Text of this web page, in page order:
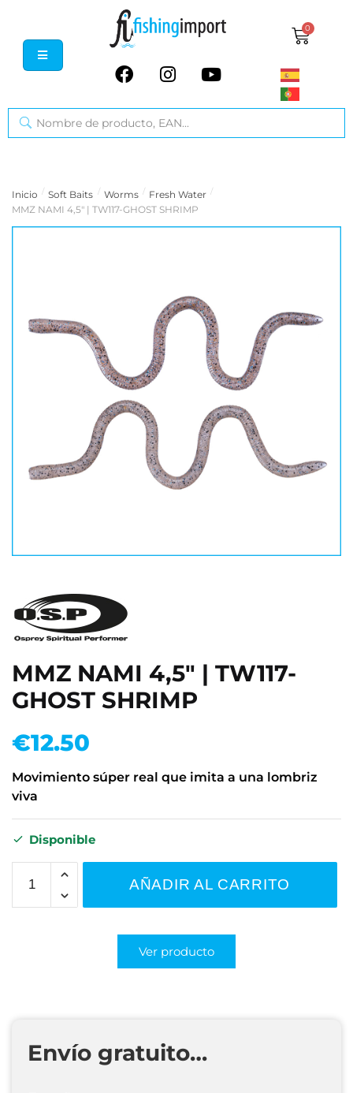
0
Inicio / Soft Baits / Worms / Fresh Water /
MMZ NAMI 4,5" | TW117-GHOST SHRIMP
MMZ NAMI 4,5" | TW117-
GHOST SHRIMP
€12.50
Movimiento súper real que imita a una lombriz
viva
Disponible
AÑADIR AL CARRITO
Ver producto
Envío gratuito…